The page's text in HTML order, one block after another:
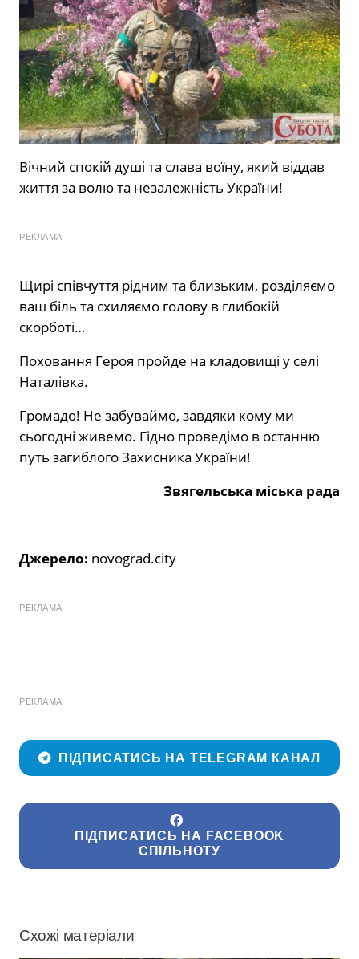
Вічний спокій душі та слава воїну, який віддав
життя за волю та незалежність України!
РЕКЛАМА
Щирі співчуття рідним та близьким, розділяємо
ваш біль та схиляємо голову в глибокій
скорботі…
Поховання Героя пройде на кладовищі у селі
Наталівка.
Громадо! Не забуваймо, завдяки кому ми
сьогодні живемо. Гідно проведімо в останню
путь загиблого Захисника України!
Звягельська міська рада
Джерело: novograd.city
РЕКЛАМА
РЕКЛАМА
ПІДПИСАТИСЬ НА TELEGRAM КАНАЛ
ПІДПИСАТИСЬ НА FACEBOOK
СПІЛЬНОТУ
Схожі матеріали